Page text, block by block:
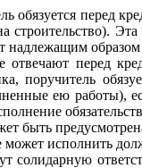
обязуется перед
строительство).
образом
перед
поручитель
ею работы),
быть
может исполнить
солидарную